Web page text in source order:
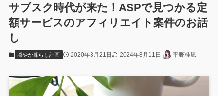
サブスク時代が来た！ASPで見つかる定
額サービスのアフィリエイト案件のお話
し
穏やか暮らし計画 2020年3月21日 2024年8月11日 平野准凪